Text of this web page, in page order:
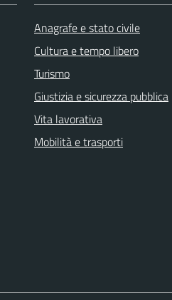
Anagrafe e stato civile
Cultura e tempo libero
Turismo
Giustizia e sicurezza pubblica
Vita lavorativa
Mobilità e trasporti